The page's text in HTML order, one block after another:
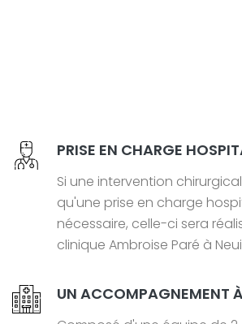
PRISE EN CHARGE
Si une intervention
qu'une prise en charge
nécessaire, celle-ci sera
clinique Ambroise Paré à
UN ACCOMPAGNEMENT